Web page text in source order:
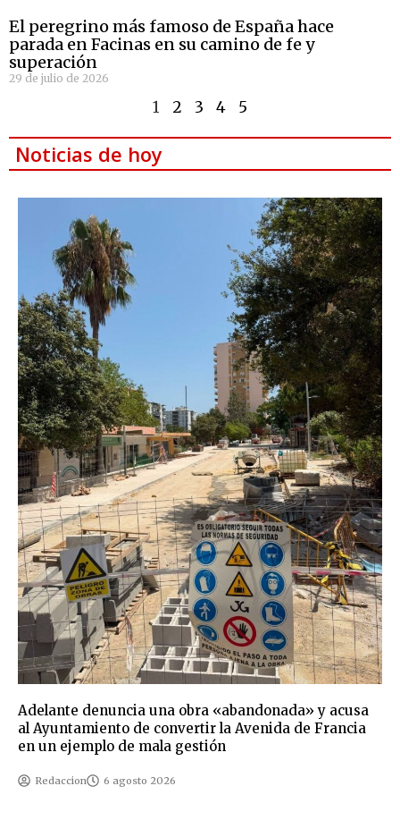
El peregrino más famoso de España hace
parada en Facinas en su camino de fe y
superación
29 de julio de 2026
1 2 3 4 5
Noticias de hoy
Adelante denuncia una obra «abandonada» y acusa
al Ayuntamiento de convertir la Avenida de Francia
en un ejemplo de mala gestión
Redaccion 6 agosto 2026